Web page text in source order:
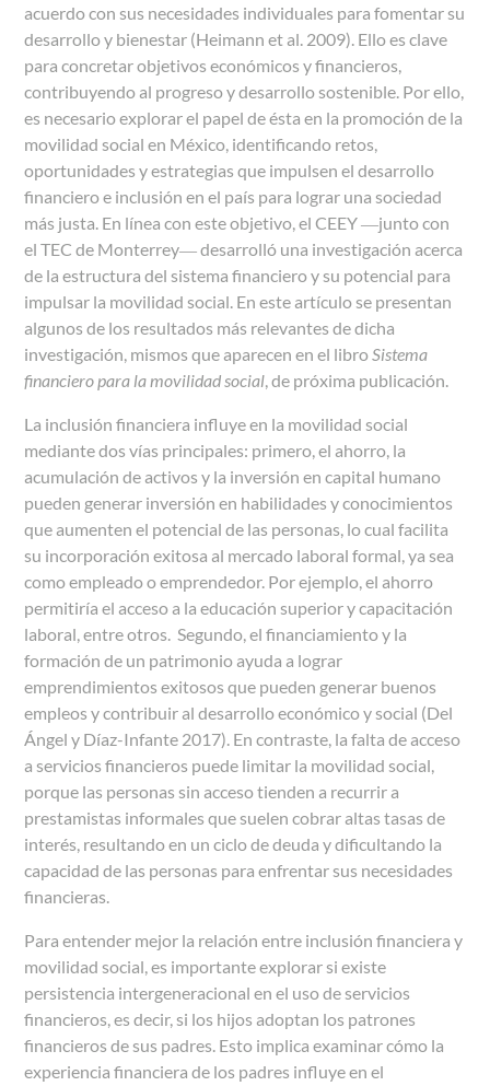
acuerdo con sus necesidades individuales para fomentar su
desarrollo y bienestar (Heimann et al. 2009). Ello es clave
para concretar objetivos económicos y financieros,
contribuyendo al progreso y desarrollo sostenible. Por ello,
es necesario explorar el papel de ésta en la promoción de la
movilidad social en México, identificando retos,
oportunidades y estrategias que impulsen el desarrollo
financiero e inclusión en el país para lograr una sociedad
más justa. En línea con este objetivo, el CEEY ―junto con
el TEC de Monterrey― desarrolló una investigación acerca
de la estructura del sistema financiero y su potencial para
impulsar la movilidad social. En este artículo se presentan
algunos de los resultados más relevantes de dicha
investigación, mismos que aparecen en el libroSistema
financiero para la movilidad social, de próxima publicación.
La inclusión financiera influye en la movilidad social
mediante dos vías principales: primero, el ahorro, la
acumulación de activos y la inversión en capital humano
pueden generar inversión en habilidades y conocimientos
que aumenten el potencial de las personas, lo cual facilita
su incorporación exitosa al mercado laboral formal, ya sea
como empleado o emprendedor. Por ejemplo, el ahorro
permitiría el acceso a la educación superior y capacitación
laboral, entre otros. Segundo, el financiamiento y la
formación de un patrimonio ayuda a lograr
emprendimientos exitosos que pueden generar buenos
empleos y contribuir al desarrollo económico y social (Del
Ángel y Díaz-Infante 2017). En contraste, la falta de acceso
a servicios financieros puede limitar la movilidad social,
porque las personas sin acceso tienden a recurrir a
prestamistas informales que suelen cobrar altas tasas de
interés, resultando en un ciclo de deuda y dificultando la
capacidad de las personas para enfrentar sus necesidades
financieras.
Para entender mejor la relación entre inclusión financiera y
movilidad social, es importante explorar si existe
persistencia intergeneracional en el uso de servicios
financieros, es decir, si los hijos adoptan los patrones
financieros de sus padres. Esto implica examinar cómo la
experiencia financiera de los padres influye en el